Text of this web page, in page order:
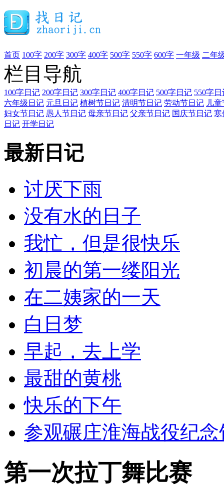
首页 100字 200字 300字 400字 500字 550字 600字 一年级 二年
栏目导航
100字日记 200字日记 300字日记 400字日记 500字日记 550字日
六年级日记 元旦日记 植树节日记 清明节日记 劳动节日记 儿
妇女节日记 愚人节日记 母亲节日记 父亲节日记 国庆节日记 寒
日记 开学日记
最新日记
讨厌下雨
没有水的日子
我忙，但是很快乐
初晨的第一缕阳光
在二姨家的一天
白日梦
早起，去上学
最甜的黄桃
快乐的下午
参观碾庄淮海战役纪念
第一次拉丁舞比赛